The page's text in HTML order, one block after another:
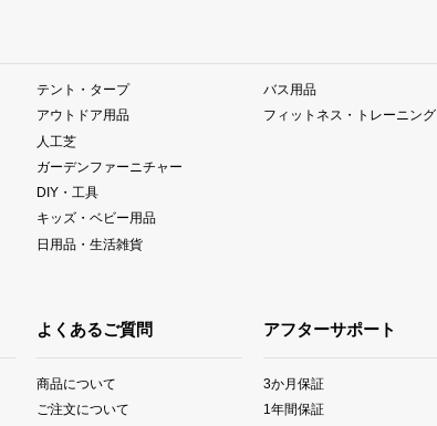
テント・タープ
アウトドア用品
人工芝
ガーデンファーニチャー
DIY・工具
キッズ・ベビー用品
日用品・生活雑貨
バス用品
フィットネス・トレーニング
よくあるご質問
商品について
ご注文について
アフターサポート
3か月保証
1年間保証